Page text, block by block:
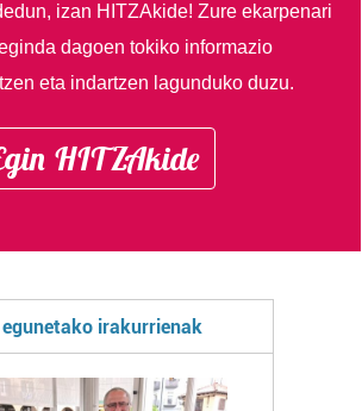
izan HITZAkide!Zure ekarpenari
dagoen tokiko informazio
eta indartzen lagunduko duzu.
HITZAkide
irakurrienak